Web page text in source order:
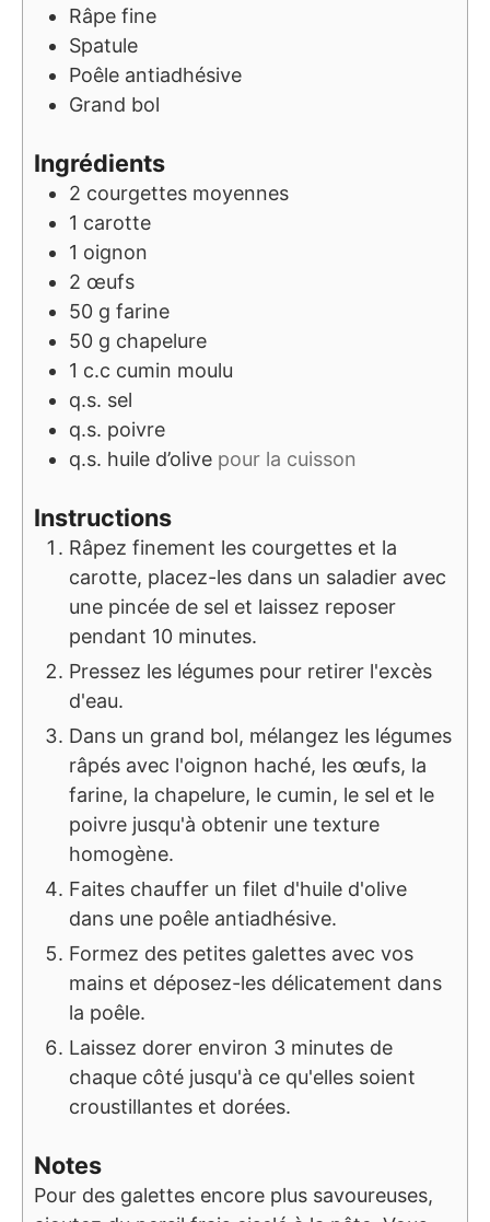
Râpe fine
Spatule
Poêle antiadhésive
Grand bol
Ingrédients
2 courgettes moyennes
1 carotte
1 oignon
2 œufs
50 g farine
50 g chapelure
1 c.c cumin moulu
q.s. sel
q.s. poivre
q.s. huile d’olive pour la cuisson
Instructions
Râpez finement les courgettes et la
carotte, placez-les dans un saladier avec
une pincée de sel et laissez reposer
pendant 10 minutes.
Pressez les légumes pour retirer l'excès
d'eau.
Dans un grand bol, mélangez les légumes
râpés avec l'oignon haché, les œufs, la
farine, la chapelure, le cumin, le sel et le
poivre jusqu'à obtenir une texture
homogène.
Faites chauffer un filet d'huile d'olive
dans une poêle antiadhésive.
Formez des petites galettes avec vos
mains et déposez-les délicatement dans
la poêle.
Laissez dorer environ 3 minutes de
chaque côté jusqu'à ce qu'elles soient
croustillantes et dorées.
Notes
Pour des galettes encore plus savoureuses,